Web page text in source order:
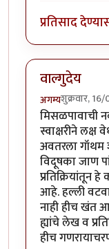
प्रतिसाद
वाल्गुदेय
अगम्यशुक्रवार,
मिसळपावाची
स्वाक्षरीने लक्ष
अवतरला गॉथम
विदूषका जाण
आहे. हल्ली
नाही हीच खंत
ह्यांचे लेख व
हीच